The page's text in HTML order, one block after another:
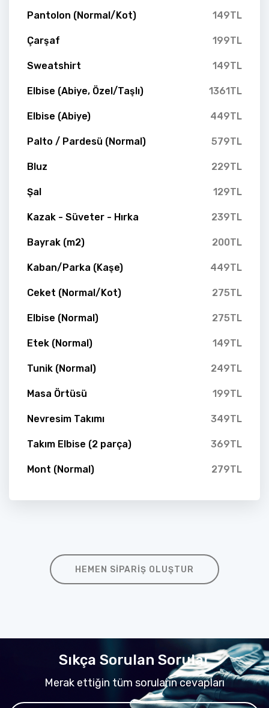
Pantolon (Normal/Kot) 149TL
Çarşaf 199TL
Sweatshirt 149TL
Elbise (Abiye, Özel/Taşlı) 1361TL
Elbise (Abiye) 449TL
Palto / Pardesü (Normal) 579TL
Bluz 229TL
Şal 129TL
Kazak - Süveter - Hırka 239TL
Bayrak (m2) 200TL
Kaban/Parka (Kaşe) 449TL
Ceket (Normal/Kot) 275TL
Elbise (Normal) 275TL
Etek (Normal) 149TL
Tunik (Normal) 249TL
Masa Örtüsü 199TL
Nevresim Takımı 349TL
Takım Elbise (2 parça) 369TL
Mont (Normal) 279TL
HEMEN SIPARIŞ OLUŞTUR
Sıkça Sorulan Sorular
Merak ettiğin tüm soruların cevapları